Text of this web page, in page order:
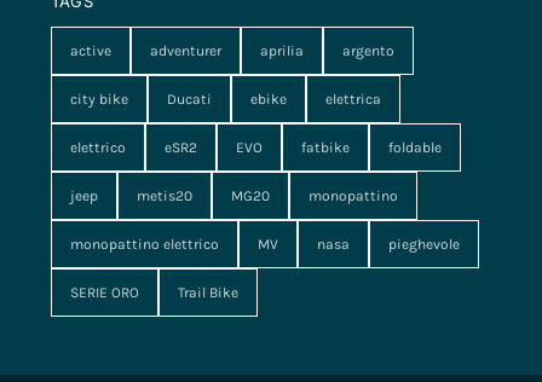
active adventurer aprilia argento
city bike Ducati ebike elettrica
elettrico eSR2 EVO fatbike foldable
jeep metis20 MG20 monopattino
monopattino elettrico MV nasa pieghevole
SERIE ORO Trail Bike